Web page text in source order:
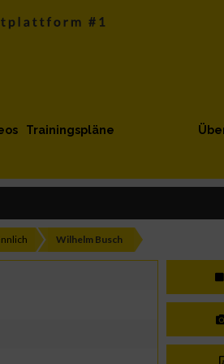
Trainingspläne
Wilhelm Busch